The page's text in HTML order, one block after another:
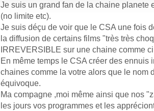
Je suis un grand fan de la chaine planete
(no limite etc).
Je suis déçu de voir que le CSA une fois
la diffusion de certains films "très très
IRREVERSIBLE sur une chaine comme
En même temps le CSA créer des ennuis
chaines comme la votre alors que le nom
équivoque.
Ma compagne ,moi même ainsi que nos
les jours vos programmes et les